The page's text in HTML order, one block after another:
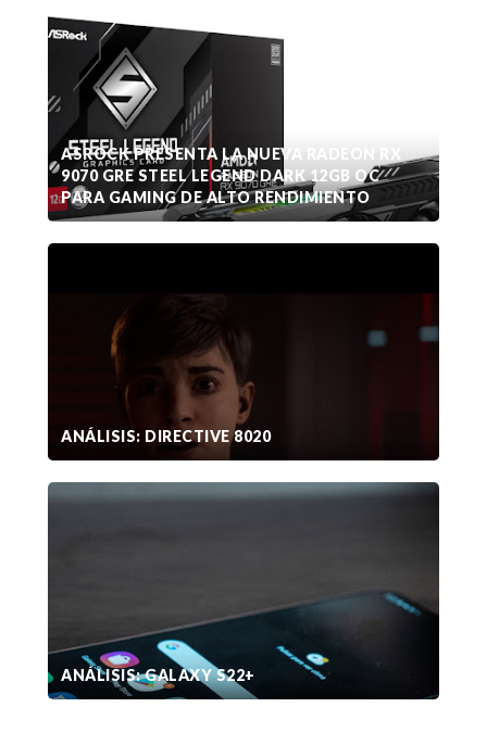
ASROCK PRESENTA LA NUEVA RADEON RX
9070 GRE STEEL LEGEND DARK 12GB OC
PARA GAMING DE ALTO RENDIMIENTO
ANÁLISIS: DIRECTIVE 8020
ANÁLISIS: GALAXY S22+